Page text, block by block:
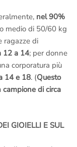
nel 90%
medio di 50/60 kg
ragazze di
12 a 14; per donne
corporatura più
14 e 18. (Questo
di circa
GIOIELLI E SUL